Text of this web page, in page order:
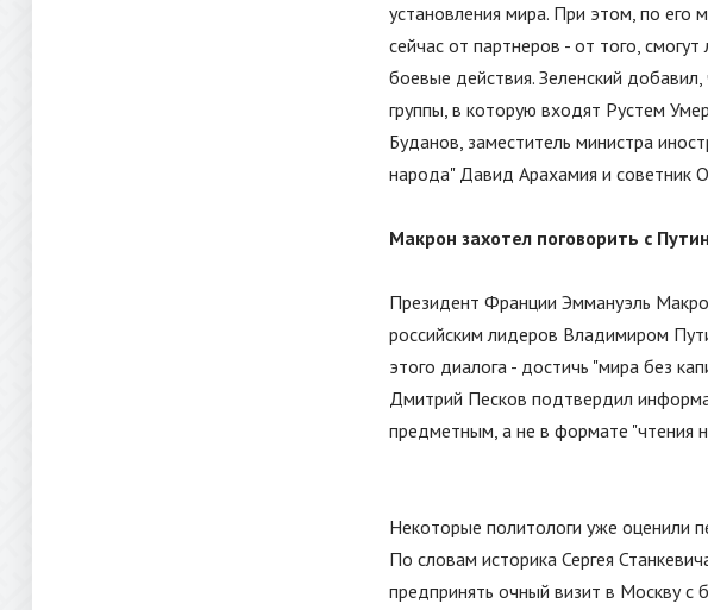
установления мира. При этом, по
сейчас от партнеров - от того,
боевые действия. Зеленский
группы, в которую входят Рустем
Буданов, заместитель министра
народа"Давид Арахамия и советник
Макрон захотел поговорить с
Президент Франции Эммануэль
российским лидеров Владимиром
этого диалога - достичь "мира без
Дмитрий Песков подтвердил
предметным, а не в формате "чтения
Некоторые политологи уже оценили
По словам историка Сергея
предпринять очный визит в Москву